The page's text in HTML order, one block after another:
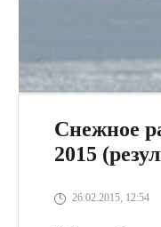
Снежное
2015
26.02.2015, 12:54